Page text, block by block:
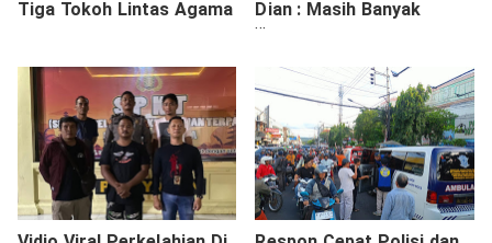
Tiga Tokoh Lintas Agama
Dian : Masih Banyak
Pelanggar Yang